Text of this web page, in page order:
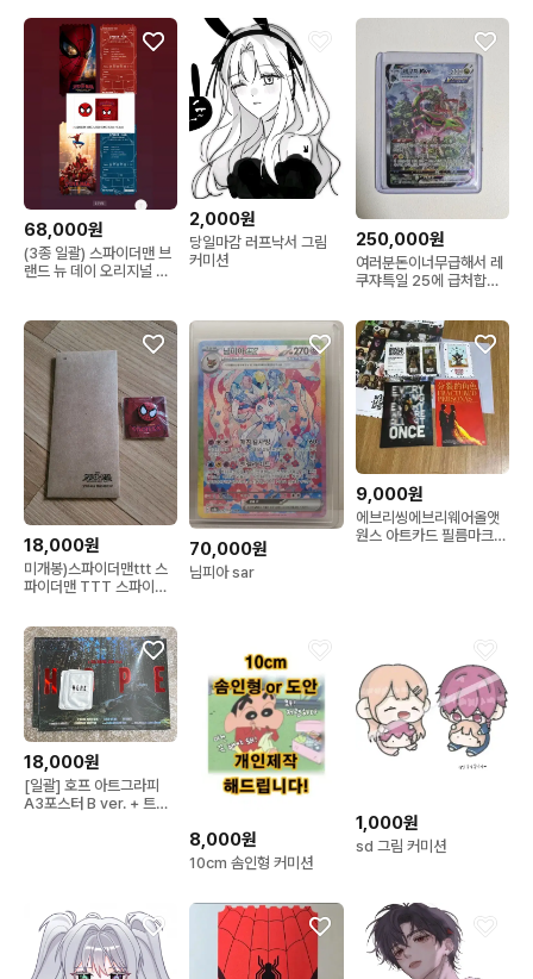
68,000원
(3종 일괄) 스파이더맨 브
랜드 뉴 데이 오리지널 티
2,000원
당일마감 러프낙서 그림
커미션
250,000원
여러분돈이너무급해서 레
쿠쟈특일 25에 급처합니
18,000원
미개봉)스파이더맨ttt 스
파이더맨 TTT 스파이더
이더맨특전 스파이더맨뱃
지
70,000원
님피아 sar
9,000원
에브리씽에브리웨어올앳
원스 아트카드 필름마크
18,000원
[일괄] 호프 아트그라피
A3포스터 B ver. + 트레
8,000원
10cm 솜인형 커미션
1,000원
sd 그림 커미션